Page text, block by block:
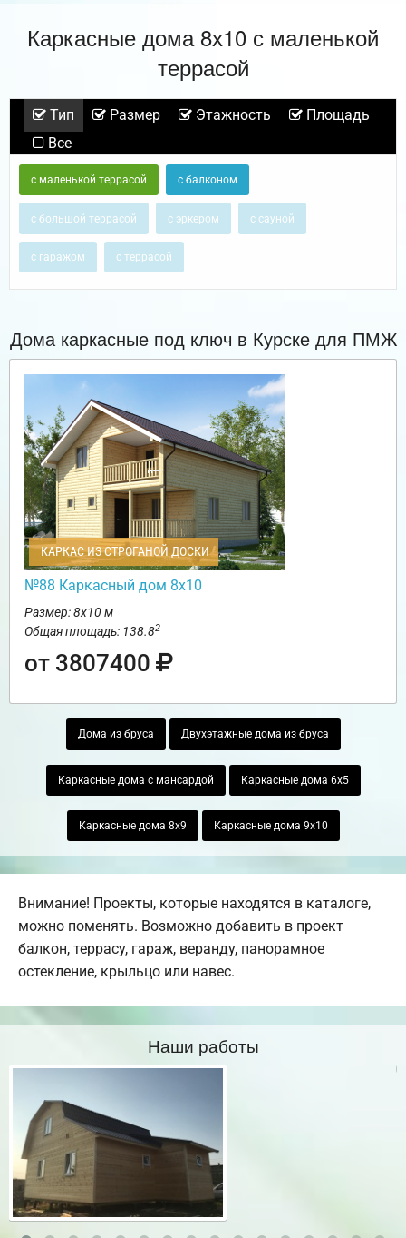
Каркасные дома 8х10 с маленькой
террасой
Тип Размер Этажность
Площадь
Все
с маленькой террасой с балконом
с большой террасой с эркером с сауной
с гаражом с террасой
Дома каркасные под ключ в Курске для ПМЖ
КАРКАС ИЗ СТРОГАНОЙ ДОСКИ
№88 Каркасный дом 8х10
Размер: 8х10 м
Общая площадь: 138.82
от 3807400
Дома из бруса Двухэтажные дома из бруса
Каркасные дома с мансардой Каркасные дома 6х5
Каркасные дома 8х9 Каркасные дома 9х10
Внимание! Проекты, которые находятся в каталоге,
можно поменять. Возможно добавить в проект
балкон, террасу, гараж, веранду, панорамное
остекление, крыльцо или навес.
Наши работы